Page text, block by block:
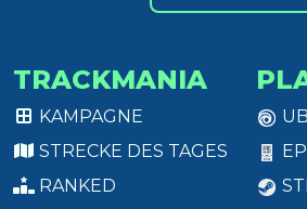
TRACKMANIA
KAMPAGNE
STRECKE DES TAGES
RANKED